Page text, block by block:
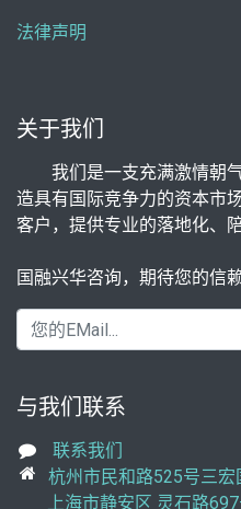
法律声明
关于我们
我们是一支充满激情朝气
造具有国际竞争力的资本市
客户，提供专业的落地化、
国融兴华咨询，期待您的信
与我们联系
联系我们
杭州市民和路525号三宏
上海市静安区 灵石路